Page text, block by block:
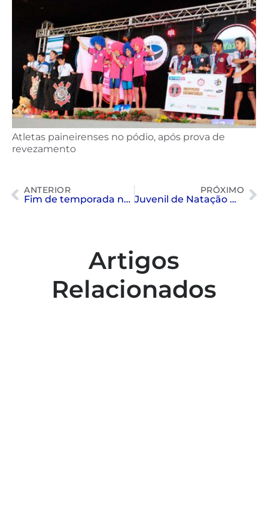
Atletas paineirenses no pódio, após prova de
revezamento
ANTERIOR
Fim de temporada no Snooker
PRÓXIMO
Juvenil de Natação mandou bem
Artigos
Relacionados